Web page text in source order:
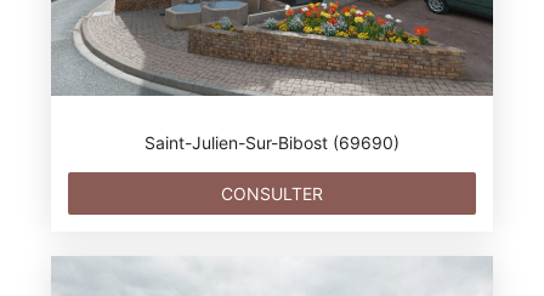
Saint-Julien-Sur-Bibost (69690)
CONSULTER